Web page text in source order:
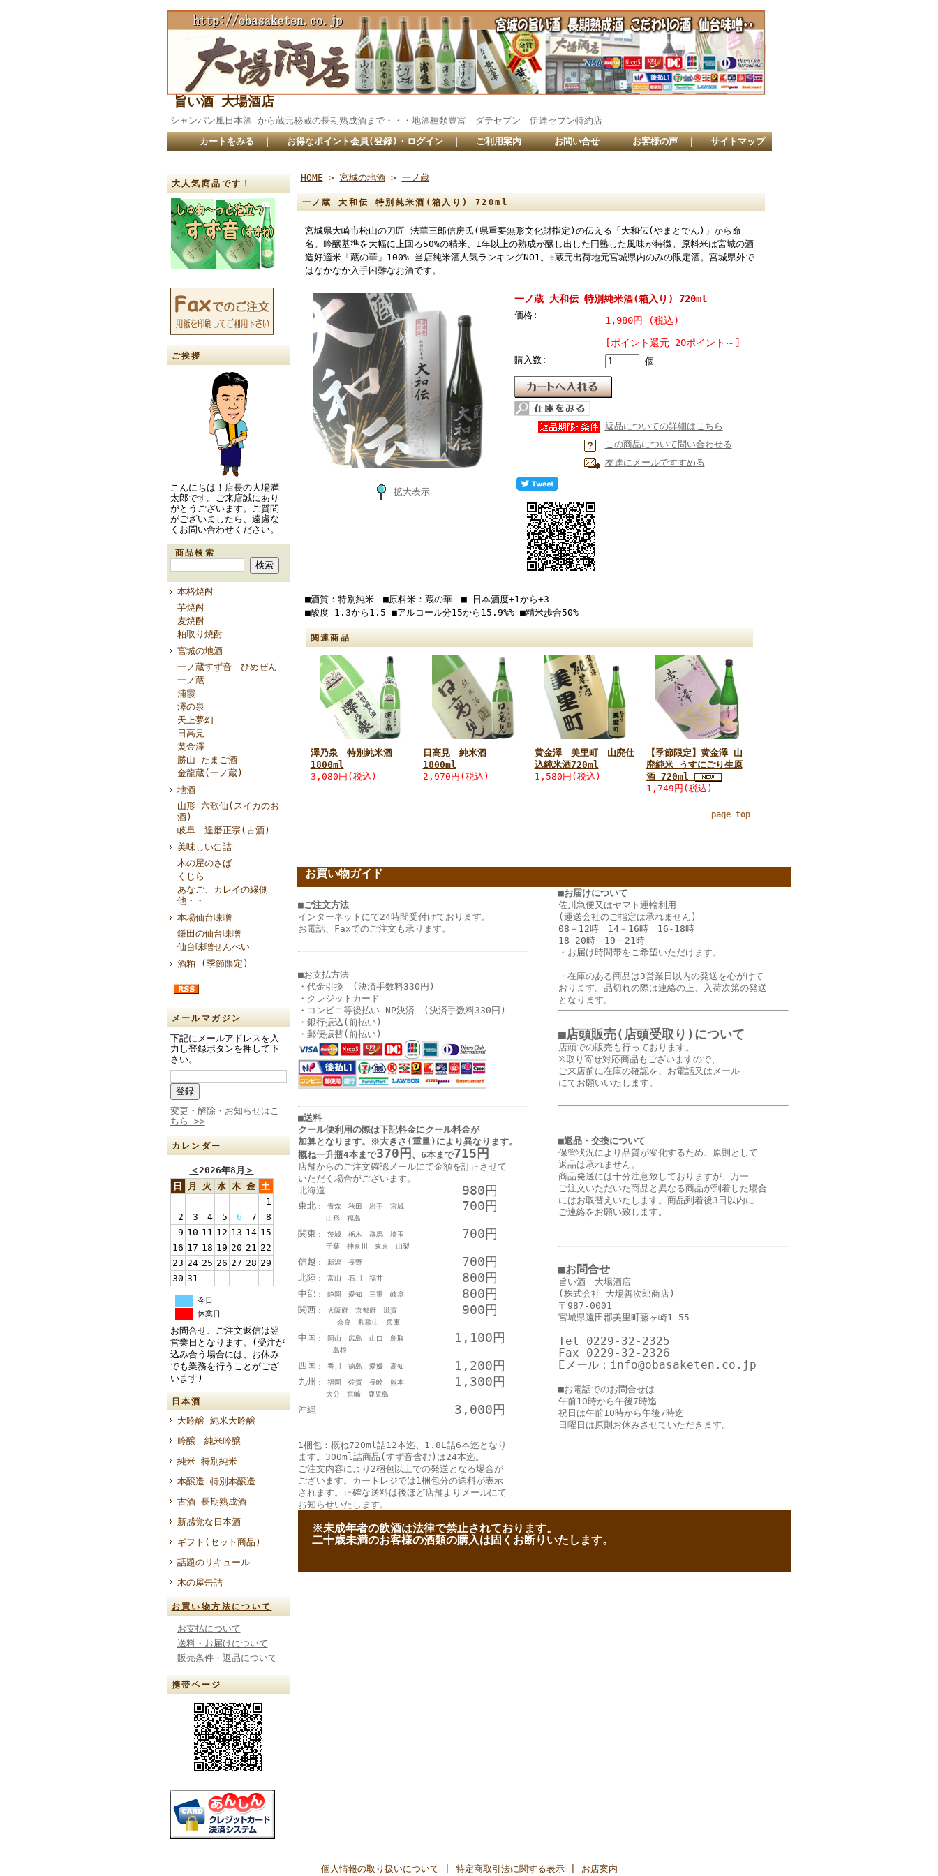
旨い酒 大場酒店
シャンパン風日本酒 から蔵元秘蔵の長期熟成酒まで・・・地酒種類豊富 ダテセブン 伊達セブン特約店
カートをみる ｜ お得なポイント会員(登録)・ログイン ｜ ご利用案内 ｜ お問い合せ ｜ お客様の声 ｜ サイトマップ
大人気商品です！
ご挨拶
こんにちは！店長の大場満
太郎です。ご来店誠にあり
がとうございます。ご質問
がございましたら、遠慮な
くお問い合わせください。
商品検索
本格焼酎
芋焼酎
麦焼酎
粕取り焼酎
宮城の地酒
一ノ蔵すず音 ひめぜん
一ノ蔵
浦霞
澤の泉
天上夢幻
日高見
黄金澤
勝山 たまご酒
金龍蔵(一ノ蔵)
地酒
山形 六歌仙(スイカのお
酒)
岐阜 達磨正宗(古酒)
美味しい缶詰
木の屋のさば
くじら
あなご、カレイの縁側
他・・
本場仙台味噌
鎌田の仙台味噌
仙台味噌せんべい
酒粕 (季節限定)
メールマガジン
下記にメールアドレスを入
力し登録ボタンを押して下
さい。
変更・解除・お知らせはこ
ちら >>
カレンダー
＜2026年8月 ＞
日
月 火 水 木 金 土
1
2
3 4 5 6 7
8
9 10 11 12 13 14 15
16 17 18 19 20 21 22
23 24 25 26 27 28 29
30 31
今日
休業日
お問合せ、ご注文返信は翌
営業日となります。(受注が
込み合う場合には、お休み
でも業務を行うことがござ
います)
日本酒
大吟醸 純米大吟醸
吟醸 純米吟醸
純米 特別純米
本醸造 特別本醸造
古酒 長期熟成酒
新感覚な日本酒
ギフト(セット商品)
話題のリキュール
木の屋缶詰
お買い物方法について
お支払について
送料・お届けについて
販売条件・返品について
携帯ページ
HOME > 宮城の地酒> 一ノ蔵
一ノ蔵 大和伝 特別純米酒(箱入り) 720ml
宮城県大崎市松山の刀匠 法華三郎信房氏(県重要無形文化財指定)の伝える「大和伝(やまとでん)」から命
名。吟醸基準を大幅に上回る50%の精米、1年以上の熟成が醸し出した円熟した風味が特徴。原料米は宮城の酒
造好適米「蔵の華」100% 当店純米酒人気ランキングNO1。☆蔵元出荷地元宮城県内のみの限定酒。宮城県外で
はなかなか入手困難なお酒です。
拡大表示
一ノ蔵 大和伝 特別純米酒(箱入り) 720ml
価格:
1,980円 (税込)
[ポイント還元 20ポイント～]
購入数: 個
返品についての詳細はこちら
この商品について問い合わせる
友達にメールですすめる
■酒質：特別純米 ■原料米：蔵の華 ■ 日本酒度+1から+3
■酸度 1.3から1.5 ■アルコール分15から15.9%% ■精米歩合50%
関連商品
澤乃泉 特別純米酒
1800ml
3,080円(税込)
日高見 純米酒
1800ml
2,970円(税込)
黄金澤 美里町 山廃仕
込純米酒720ml
1,580円(税込)
【季節限定】黄金澤 山
廃純米 うすにごり生原
酒 720ml
1,749円(税込)
page top
お買い物ガイド
■ご注文方法
インターネットにて24時間受付けております。
お電話、Faxでのご注文も承ります。
■お支払方法
・代金引換 (決済手数料330円)
・クレジットカード
・コンビニ等後払い NP決済 (決済手数料330円)
・銀行振込(前払い)
・郵便振替(前払い)
■送料
クール便利用の際は下記料金にクール料金が
加算となります。
※大きさ(重量)により異なります。
概ね一升瓶4本まで370円、6本まで715円
店舗からのご注文確認メールにて金額を訂正させて
いただく場合がございます。
北海道
980円
東北： 青森 秋田 岩手 宮城
山形 福島
700円
関東 ： 茨城 栃木 群馬 埼玉
千葉 神奈川 東京 山梨
700円
信越 ： 新潟 長野 700円
北陸： 富山 石川 福井 800円
中部： 静岡 愛知 三重 岐阜 800円
関西 ： 大阪府 京都府 滋賀
奈良 和歌山 兵庫
900円
中国 ： 岡山 広島 山口 鳥取
島根
1,100円
四国 ： 香川 徳島 愛媛 高知 1,200円
九州 ： 福岡 佐賀 長崎 熊本
大分 宮崎 鹿児島
1,300円
沖縄 3,000円
1梱包：概ね720ml詰12本迄、1.8L詰6本迄となり
ます。300ml詰商品(すず音含む)は24本迄。
ご注文内容により2梱包以上での発送となる場合が
ございます。カートレジでは1梱包分の送料が表示
されます。正確な送料は後ほど店舗よりメールにて
お知らせいたします。
■お届けについて
佐川急便又はヤマト運輸利用
(運送会社のご指定は承れません)
08－12時 14－16時 16‐18時
18―20時 19－21時
・ お届け時間帯をご希望いただけます。
・在庫のある商品は3営業日以内の発送を心がけて
おります。品切れの際は連絡の上、入荷次第の発送
となります。
■店頭販売(店頭受取り)について
店頭での販売も行っております。
※取り寄せ対応商品もございますので、
ご来店前に在庫の確認を、お電話又はメール
にてお願いいたします。
■返品・交換について
保管状況により品質が変化するため、原則として
返品は承れません。
商品発送には十分注意致しておりますが、万一
ご注文いただいた商品と異なる商品が到着した場合
にはお取替えいたします。商品到着後3日以内に
ご連絡をお願い致します。
■お問合せ
旨い酒 大場酒店
(株式会社 大場善次郎商店)
〒987-0001
宮城県遠田郡美里町藤ヶ崎1-55
Tel 0229-32-2325
Fax 0229-32-2326
Eメール：info@obasaketen.co.jp
■お電話でのお問合せは
午前10時から午後7時迄
祝日は午前10時から午後7時迄
日曜日は原則お休みさせていただきます。
※未成年者の飲酒は法律で禁止されております。
二十歳未満のお客様の酒類の購入は固くお断りいたします。
個人情報の取り扱いについて 特定商取引法に関する表示| お店案内